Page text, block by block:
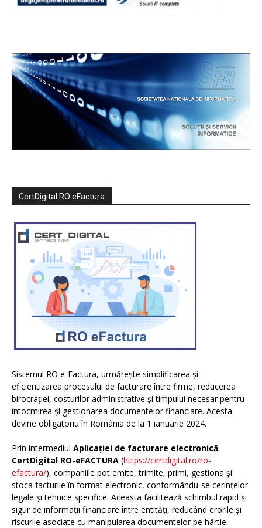
CertDigital RO eFactura
Sistemul RO e-Factura, urmărește simplificarea și
eficientizarea procesului de facturare între firme, reducerea
birocrației, costurilor administrative și timpului necesar pentru
întocmirea și gestionarea documentelor financiare. Acesta
devine obligatoriu în România de la 1 ianuarie 2024.
Prin intermediul Aplicației de facturare electronică
CertDigital RO-eFACTURA (https://certdigital.ro/ro-
efactura/), companiile pot emite, trimite, primi, gestiona și
stoca facturile în format electronic, conformându-se cerințelor
legale și tehnice specifice. Aceasta facilitează schimbul rapid și
sigur de informații financiare între entități, reducând erorile și
riscurile asociate cu manipularea documentelor pe hârtie.